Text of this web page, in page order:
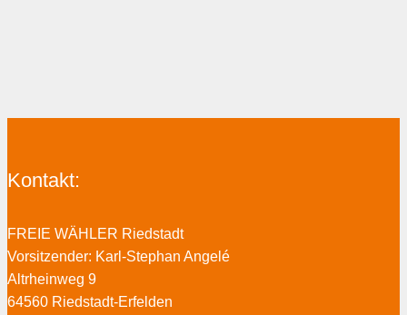
Kontakt:
FREIE WÄHLER Riedstadt
Vorsitzender: Karl-Stephan Angelé
Altrheinweg 9
64560 Riedstadt-Erfelden